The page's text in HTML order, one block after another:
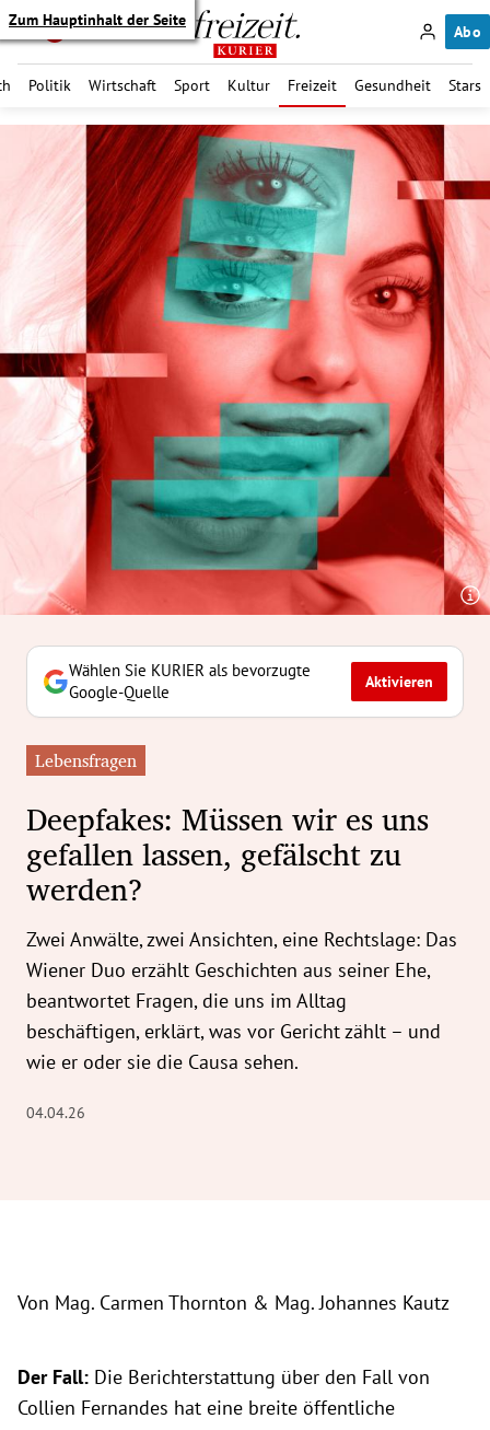
Zum Hauptinhalt der Seite
Abo
Politik Wirtschaft Sport Kultur Freizeit Gesundheit Stars
Untermenü
Untermenü
Untermenü
Untermenü
Untermenü
Untermenü
Untermenü
Untermenü
Untermenü
Untermenü
Wählen Sie KURIER als bevorzugte
Google-Quelle
Aktivieren
Lebensfragen
Deepfakes: Müssen wir es uns
gefallen lassen, gefälscht zu
werden?
Zwei Anwälte, zwei Ansichten, eine Rechtslage: Das
Wiener Duo erzählt Geschichten aus seiner Ehe,
beantwortet Fragen, die uns im Alltag
beschäftigen, erklärt, was vor Gericht zählt – und
wie er oder sie die Causa sehen.
04.04.26
Von Mag. Carmen Thornton & Mag. Johannes Kautz
Der Fall: Die Berichterstattung über den Fall von
Collien Fernandes hat eine breite öffentliche